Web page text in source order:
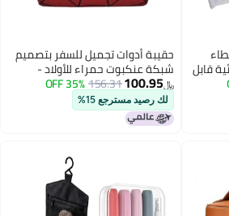
حقيبة أدوات تجميل للسفر بتصميم
شبكة عنكبوت حمراء للأولاد -
حقيبة مكياج صغيرة لطيفة مقاومة
للماء للأطفال والنساء - حقيبة تخزين
قابلة للطي لتنظيم أدوات التجميل
ومستلزمات الحمام
100.95
156.31
35% OFF
لك رصيد مسترجع 15%